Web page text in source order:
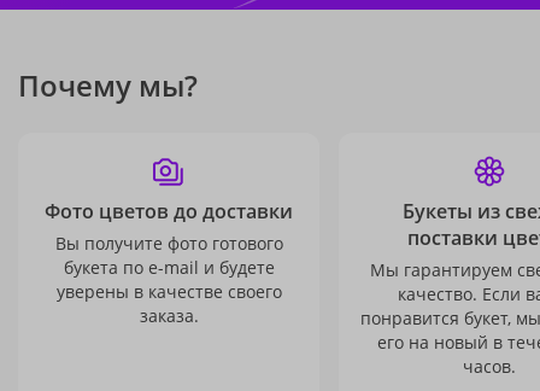
Почему мы?
Фото цветов до доставки
Вы получите фото готового
букета по e-mail и будете
уверены в качестве своего
заказа.
Букеты из
поставки
Мы гарантируем
качество. Если
понравится букет,
его на новый в
часов.